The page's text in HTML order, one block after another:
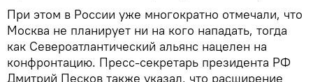
При этом в России уже многократно отмечали, что
Москва не планирует ни на кого нападать, тогда
как Североатлантический альянс нацелен на
конфронтацию. Пресс-секретарь президента РФ
Дмитрий Песков также указал, что расширение